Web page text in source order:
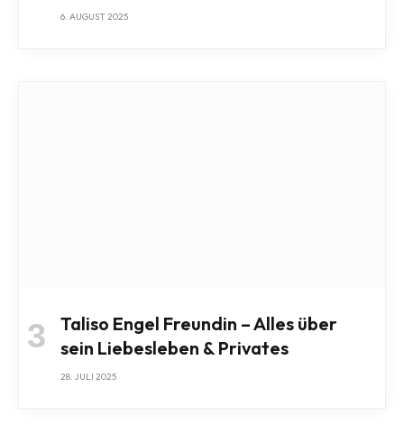
6. AUGUST 2025
Taliso Engel Freundin – Alles über
sein Liebesleben & Privates
28. JULI 2025